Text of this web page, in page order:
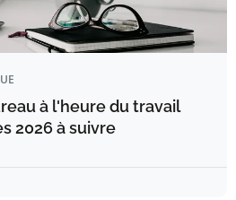
à l'heure du travail
2026 à suivre